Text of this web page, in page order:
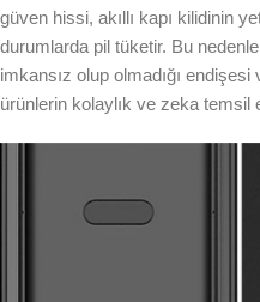
güven hissi, akıllı kapı kilidinin
durumlarda pil tüketir. Bu
imkansız olup olmadığı
ürünlerin kolaylık ve zeka temsil